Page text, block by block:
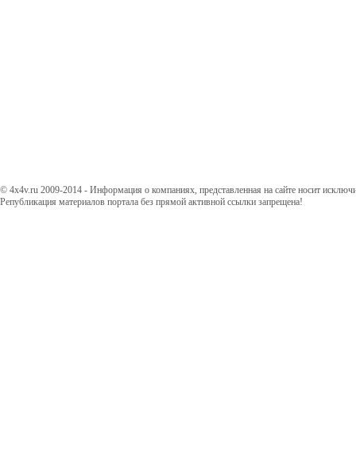
© 4x4v.ru 2009-2014 - Информация о компаниях, представленная на сайте носит
Републикация материалов портала без прямой активной ссылки запрещена!